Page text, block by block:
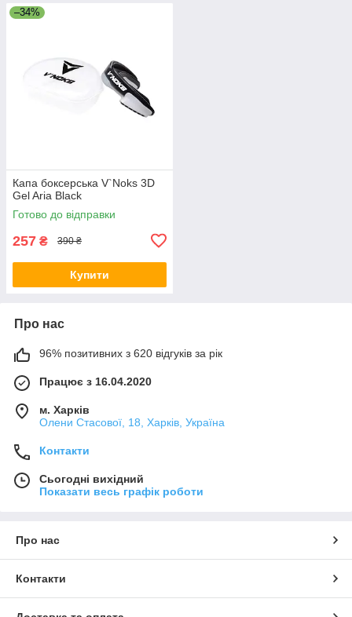
–34%
Капа боксерська V`Noks 3D
Gel Aria Black
Готово до відправки
257 ₴ 390 ₴
Купити
Про нас
96% позитивних з 620 відгуків за рік
Працює з 16.04.2020
м. Харків
Олени Стасової, 18, Харків, Україна
Контакти
Сьогодні вихідний
Показати весь графік роботи
Про нас
Контакти